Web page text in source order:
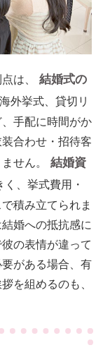
は、
結婚式の
外挙式、貸切リ
手配に時間がか
合わせ・招待客
せん。
結婚資
、挙式費用・
積み立てられま
婚への抵抗感に
の表情が違って
がある場合、有
を組めるのも、